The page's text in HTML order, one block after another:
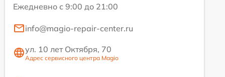
Ежедневно с 9:00 до 21:00
info@magio-repair-center.ru
ул. 10 лет Октября, 70
Адрес сервисного центра Magio